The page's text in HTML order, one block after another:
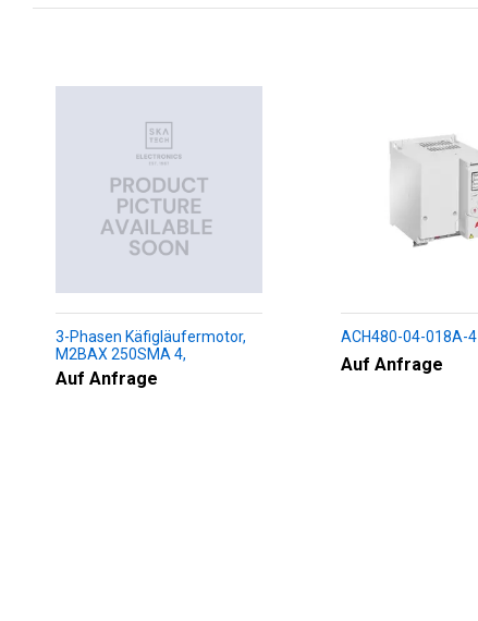
3-Phasen Käfigläufermotor,
M2BAX 250SMA 4,
+188+230+451+009
Auf Anfrage
ACH480-04-018A-4
Auf Anfrage